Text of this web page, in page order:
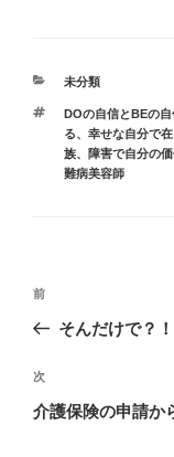
e
b
o
o
d
o
n
カ
ゴ
リ
ー
未分類
タ
グ
DOの自信とBEの自
る、 幸せな自分で
族、 障害で自分の
難病美容師
投
ナ
ビ
ゲ
前
の
稿
前
そんだけで？
次
の
次
介護保険の申請か